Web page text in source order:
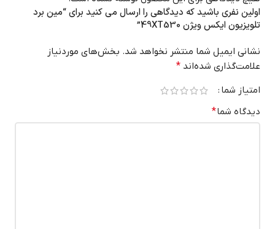
اولین نفری باشید که دیدگاهی را ارسال می کنید برای “مین برد
تلویزیون ایکس ویژن 49XT530”
نشانی ایمیل شما منتشر نخواهد شد. بخش‌های موردنیاز
علامت‌گذاری شده‌اند *
امتیاز شما
دیدگاه شما*